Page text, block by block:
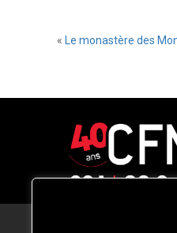
« Le monastère des